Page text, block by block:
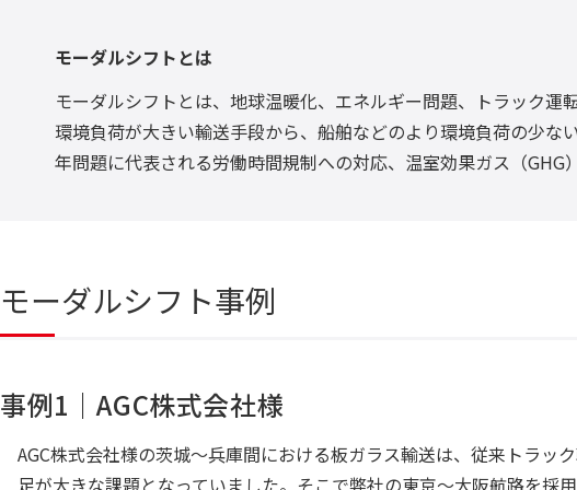
モーダルシフトとは
モーダルシフトとは、地球温暖化、エネルギー問題、トラック
環境負荷が大きい輸送手段から、船舶などのより環境負荷の少
年問題に代表される労働時間規制への対応、温室効果ガス（GHG
モーダルシフト事例
事例1｜AGC株式会社様
AGC株式会社様の茨城〜兵庫間における板ガラス輸送は、従来トラッ